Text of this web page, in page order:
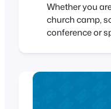
Whether you
church camp,
conference or
success. It can